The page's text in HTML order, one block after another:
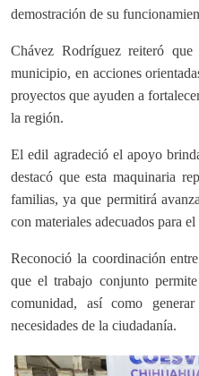
demostración de su
Chávez Rodríguez reiteró
municipio, en acciones
proyectos que ayuden a
la región.
El edil agradeció el apoyo
destacó que esta maquinaria
familias, ya que permitirá
con materiales adecuados para
Reconoció la coordinación
que el trabajo conjunto
comunidad, así como
necesidades de la ciudadanía.